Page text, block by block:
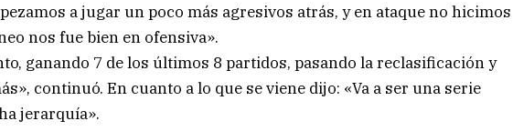
a jugar un poco más agresivos atrás, y en ataque no hicimos
nos fue bien en ofensiva».
ganando 7 de los últimos 8 partidos, pasando la reclasificación y
continuó. En cuanto a lo que se viene dijo: «Va a ser una serie
jerarquía».